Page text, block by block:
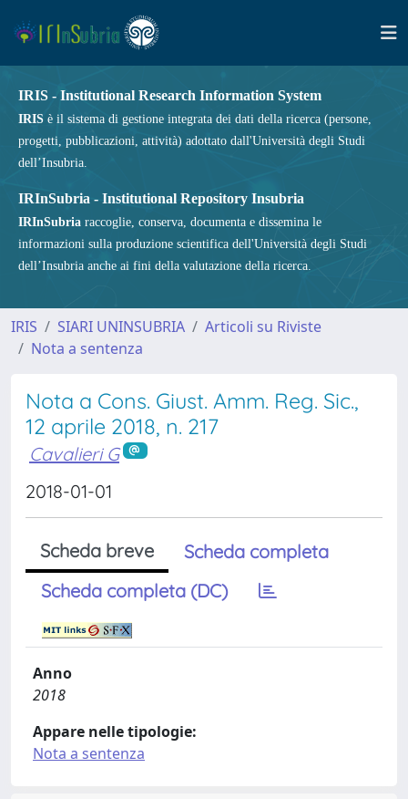
IRIS - Institutional Research Information System
IRIS è il sistema di gestione integrata dei dati della ricerca (persone,
progetti, pubblicazioni, attività) adottato dall'Università degli Studi
dell’Insubria.
IRInSubria - Institutional Repository Insubria
IRInSubria raccoglie, conserva, documenta e dissemina le
informazioni sulla produzione scientifica dell'Università degli Studi
dell’Insubria anche ai fini della valutazione della ricerca.
IRIS SIARI UNINSUBRIA
Articoli su Riviste
Nota a sentenza
Nota a Cons. Giust. Amm. Reg. Sic.,
12 aprile 2018, n. 217
Cavalieri G
2018-01-01
Scheda breve
Scheda completa
Scheda completa (DC)
Anno
2018
Appare nelle tipologie:
Nota a sentenza